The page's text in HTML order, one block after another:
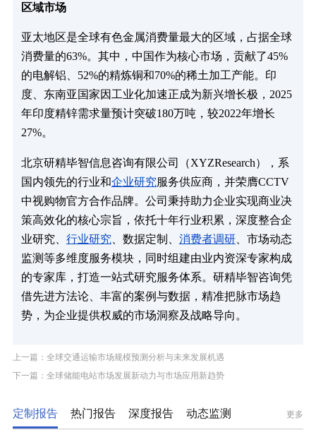
区域市场
亚太地区是全球有色金属消费量最大的区域，占据全球
消费量的63%。其中，中国作为核心市场，贡献了45%
的电解铝、52%的精炼铜和70%的稀土加工产能。印
度、东南亚国家因工业化加速正成为新兴增长极，2025
年印度精锌需求量预计突破180万吨，较2022年增长
27%。
北京研精毕智信息咨询有限公司（XYZResearch），系
国内领先的行业和企业研究服务供应商，并荣膺CCTV
中视购物官方合作品牌。公司秉持助力企业实现商业决
策高效化的核心宗旨，依托十年行业积累，深度整合企
业研究、 行业研究 、数据定制、 消费者调研、市场动态
监测等多维度服务模块，同时组建由业内资深专家构成
的专家库，打造一站式研究服务体系。研精毕智咨询凭
借先进方法论、丰富的案例与数据，精准把脉市场趋
势，为企业提供权威的市场洞察及战略导向。
上一篇：全球交通运输市场规模预测分析与未来发展机遇
下一篇：全球储能电站市场发展新动力与市场应用新趋势
定制报告 热门报告 深度报告 动态监测 更多